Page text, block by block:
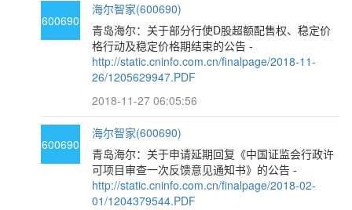
600690
海尔智家(600690)
青岛海尔：关于部分行使D股超额配售权、稳定价
格行动及稳定价格期结束的公告 -
http://static.cninfo.com.cn/finalpage/2018-11-
26/1205629947.PDF
2018-11-27 06:05:56
600690
海尔智家(600690)
青岛海尔：关于申请延期回复《中国证监会行政许
可项目审查一次反馈意见通知书》的公告 -
http://static.cninfo.com.cn/finalpage/2018-02-
01/1204379544.PDF